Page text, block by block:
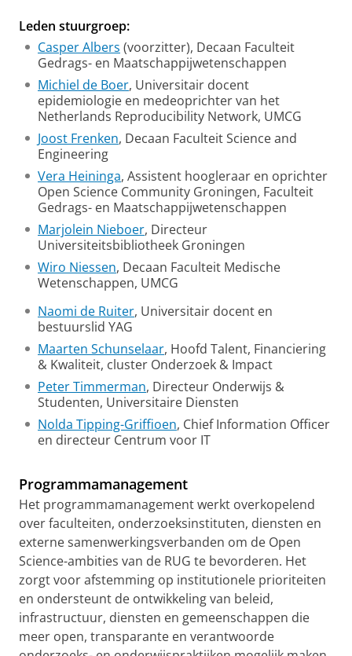
Leden stuurgroep:
Casper Albers (voorzitter), Decaan Faculteit
Gedrags- en Maatschappijwetenschappen
Michiel de Boer, Universitair docent
epidemiologie en medeoprichter van het
Netherlands Reproducibility Network, UMCG
Joost Frenken, Decaan Faculteit Science and
Engineering
Vera Heininga, Assistent hoogleraar en oprichter
Open Science Community Groningen, Faculteit
Gedrags- en Maatschappijwetenschappen
Marjolein Nieboer, Directeur
Universiteitsbibliotheek Groningen
Wiro Niessen, Decaan Faculteit Medische
Wetenschappen, UMCG
Naomi de Ruiter, Universitair docent en
bestuurslid YAG
Maarten Schunselaar, Hoofd Talent, Financiering
& Kwaliteit, cluster Onderzoek & Impact
Peter Timmerman, Directeur Onderwijs &
Studenten, Universitaire Diensten
Nolda Tipping-Griffioen, Chief Information Officer
en directeur Centrum voor IT
Programmamanagement
Het programmamanagement werkt overkopelend
over faculteiten, onderzoeksinstituten, diensten en
externe samenwerkingsverbanden om de Open
Science-ambities van de RUG te bevorderen. Het
zorgt voor afstemming op institutionele prioriteiten
en ondersteunt de ontwikkeling van beleid,
infrastructuur, diensten en gemeenschappen die
meer open, transparante en verantwoorde